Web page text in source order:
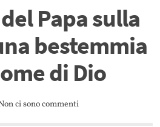
Papa sulla
bestemmia
di Dio
ci sono commenti